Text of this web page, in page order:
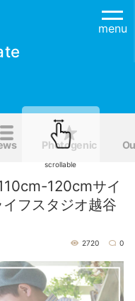
menu
Photogenic
scrollable
120cmサイ
フスタジオ越谷
2720 0